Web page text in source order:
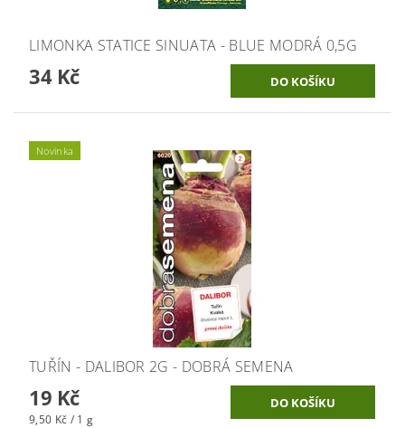
LIMONKA STATICE SINUATA - BLUE MODRÁ 0,5G
34 Kč
Novinka
TUŘÍN - DALIBOR 2G - DOBRÁ SEMENA
19 Kč
9,50 Kč / 1 g